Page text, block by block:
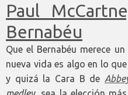
Paul
Bernabéu
Que el Bernabéu merece
nueva vida es algo en lo
y quizá la Cara B de